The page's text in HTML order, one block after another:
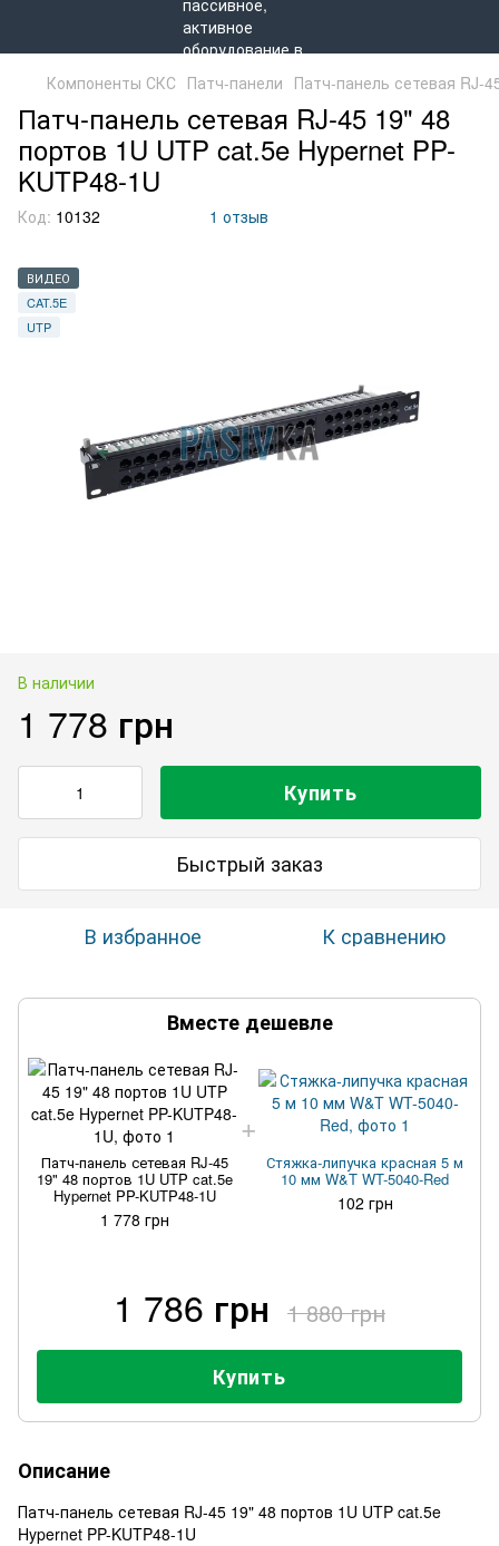
Компоненты СКС Патч-панели Патч-панель сетевая RJ-
Патч-панель сетевая RJ-45 19" 48
портов 1U UTP cat.5e Hypernet PP-
KUTP48-1U
Код: 10132 1 отзыв
ВИДЕО
CAT.5E
UTP
В наличии
1 778 грн
Купить
Быстрый заказ
В избранное К сравнению
Вместе дешевле
Патч-панель сетевая RJ-45
19" 48 портов 1U UTP cat.5e
Hypernet PP-KUTP48-1U
1 778 грн
Стяжка-липучка красная 5 м
10 мм W&T WT-5040-Red
102 грн
1 786 грн 1 880 грн
Купить
Описание
Патч-панель сетевая RJ-45 19" 48 портов 1U UTP cat.5e
Hypernet PP-KUTP48-1U